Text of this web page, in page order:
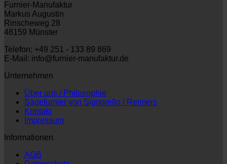
Furnier-Manufaktur
Markus Augustin
Rinscheweg 28
48159 Münster
Telefon: +49 251 - 133 89 869
E-Mail: info@furnier-manufaktur.de
Unternehmen
Über uns / Philosophie
Sägefurnier von Signorello / Reimers
Kontakt
Impressum
Informationen
AGB